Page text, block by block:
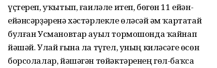
үҫтереп, уҡытып, ғаиләле итеп, бөгөн 11 ейән-
ейәнсәрҙәренә хәстәрлекле өләсәй һәм ҡартатай
булған Усмановтар ауыл тормошонда ҡайнап
йәшәй. Улай ғына ла түгел, уның киләсәге өсөн
борсолалар, йәшәгән төйәктәренең гөл-баҡса